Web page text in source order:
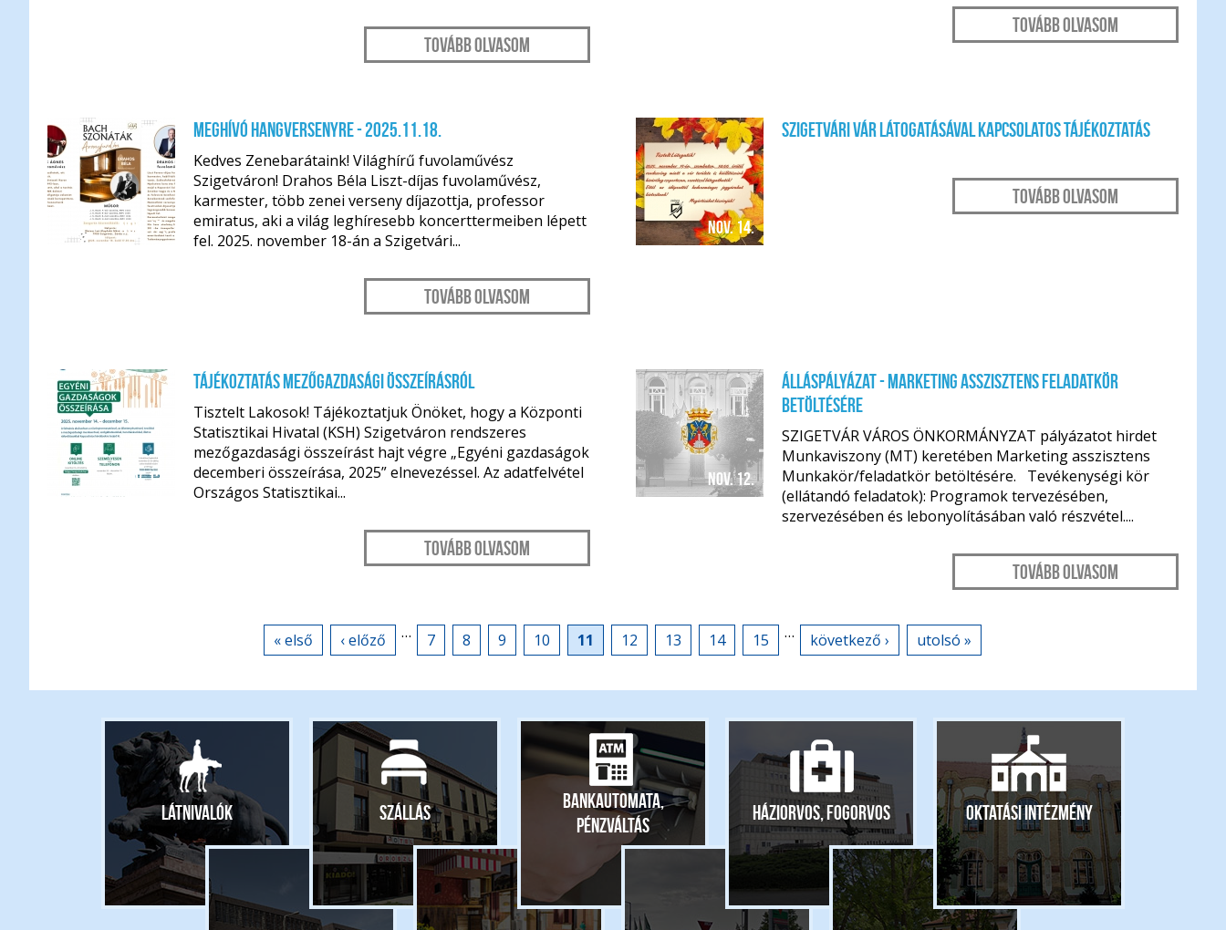
Tovább olvasom
Tovább olvasom
nov. 17.
Meghívó hangversenyre - 2025.11.18.
Kedves Zenebarátaink! Világhírű fuvolaművész
Szigetváron! Drahos Béla Liszt-díjas fuvolaművész,
karmester, több zenei verseny díjazottja, professor
emiratus, aki a világ leghíresebb koncerttermeiben lépett
fel. 2025. november 18-án a Szigetvári...
Tovább olvasom
nov. 14.
Szigetvári Vár látogatásával kapcsolatos tájékoztatás
Tovább olvasom
nov. 13.
Tájékoztatás mezőgazdasági összeírásról
Tisztelt Lakosok! Tájékoztatjuk Önöket, hogy a Központi
Statisztikai Hivatal (KSH) Szigetváron rendszeres
mezőgazdasági összeírást hajt végre „Egyéni gazdaságok
decemberi összeírása, 2025” elnevezéssel. Az adatfelvétel
Országos Statisztikai...
Tovább olvasom
nov. 12.
Álláspályázat - marketing asszisztens feladatkör
betöltésére
SZIGETVÁR VÁROS ÖNKORMÁNYZAT pályázatot hirdet
Munkaviszony (MT) keretében Marketing asszisztens
Munkakör/feladatkör betöltésére. Tevékenységi kör
(ellátandó feladatok): Programok tervezésében,
szervezésében és lebonyolításában való részvétel....
Tovább olvasom
« első ‹ előző … 7 8 9 10 11 12 13 14 15 … következő › utolsó »
Látnivalók Szállás
Bankautomata,
pénzváltás
Háziorvos, fogorvos Oktatási intézmény